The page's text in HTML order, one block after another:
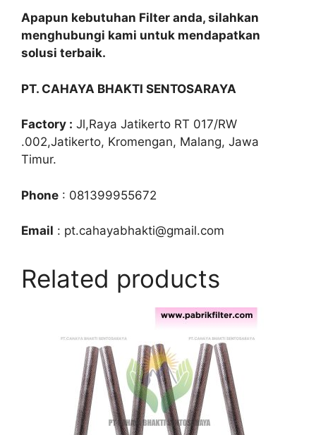
Apapun kebutuhan Filter anda, silahkan
menghubungi kami untuk mendapatkan
solusi terbaik.
PT. CAHAYA BHAKTI SENTOSARAYA
Factory : Jl,Raya Jatikerto RT 017/RW
.002,Jatikerto, Kromengan, Malang, Jawa
Timur.
Phone : 081399955672
Email : pt.cahayabhakti@gmail.com
Related products